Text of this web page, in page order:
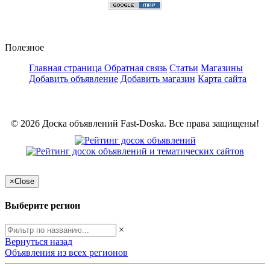
Полезное
Главная страница Обратная связь Статьи Магазины
Добавить объявление Добавить магазин Карта сайта
© 2026 Доска объявлений Fast-Doska. Все права защищены!
×Close
Выберите регион
×
Вернуться назад
Объявления из всех регионов